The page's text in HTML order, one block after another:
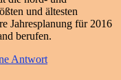
und ältesten
Jahresplanung für 2016
berufen.
Antwort